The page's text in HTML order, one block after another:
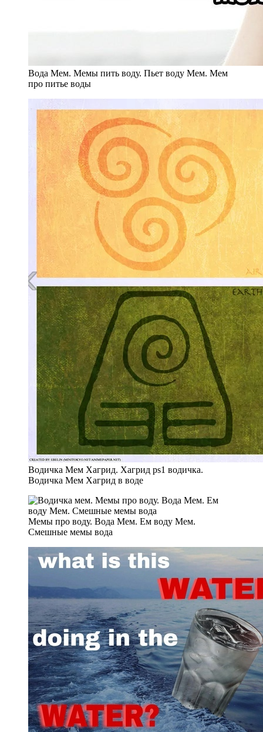
Вода Мем. Мемы пить воду. Пьет воду Мем. Мем
про питье воды
Водичка Мем Хагрид. Хагрид ps1 водичка.
Водичка Мем Хагрид в воде
Мемы про воду. Вода Мем. Ем воду Мем.
Смешные мемы вода